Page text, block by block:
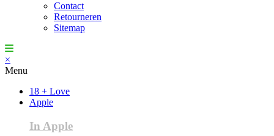
Contact
Retourneren
Sitemap
×
Menu
18 + Love
Apple
In Apple